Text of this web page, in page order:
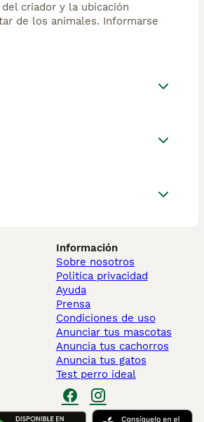
criador y la ubicación
de los animales. Informarse
Información
Sobre nosotros
Politica privacidad
Ayuda
Prensa
Condiciones de uso
Anunciar tus mascotas
Anuncia tus cachorros
Anuncia tus gatos
Test perro ideal